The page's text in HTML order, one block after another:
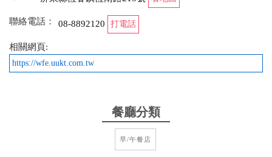
味，皮薄餡多，剛出鍋熱氣騰騰，咬下去汁水四溢，
豬肉版內餡新鮮多汁。蛋餅是古早味河粉皮，軟Q帶
焦香，夾蛋和蔥花簡單卻超對味，法式吐司酥脆綿軟
只要30元，超划算。鹹粿、燒餅夾蛋等中式早餐應有
盡有，價格親民，出餐超俐落，適合趕路或鵝鑾鼻遊
客。 店面樸實，停車巷弄方便，早6點開到11點，建
聯絡電話： 08-8892120 打電話
相關網頁:
https://wfe.uukt.com.tw
餐廳分類
早/午餐店